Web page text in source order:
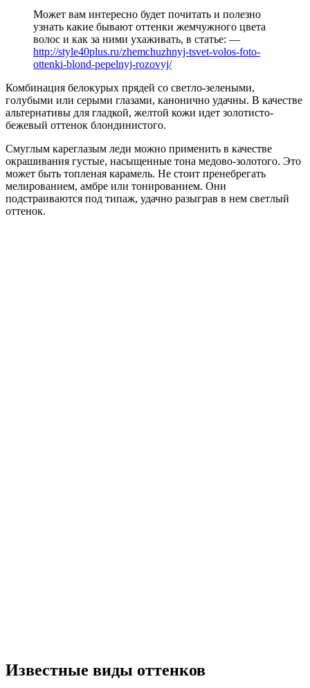
Может вам интересно будет почитать и полезно
узнать какие бывают оттенки жемчужного цвета
волос и как за ними ухаживать, в статье: —
http://style40plus.ru/zhemchuzhnyj-tsvet-volos-foto-
ottenki-blond-pepelnyj-rozovyj/
Комбинация белокурых прядей со светло-зелеными,
голубыми или серыми глазами, канонично удачны. В качестве
альтернативы для гладкой, желтой кожи идет золотисто-
бежевый оттенок блондинистого.
Смуглым кареглазым леди можно применить в качестве
окрашивания густые, насыщенные тона медово-золотого. Это
может быть топленая карамель. Не стоит пренебрегать
мелированием, амбре или тонированием. Они
подстраиваются под типаж, удачно разыграв в нем светлый
оттенок.
Известные виды оттенков